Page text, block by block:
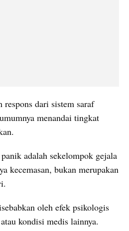
respons dari sistem saraf
umumnya menandai tingkat
adalah sekelompok gejala
kecemasan, bukan merupakan
oleh efek psikologis
kondisi medis lainnya.